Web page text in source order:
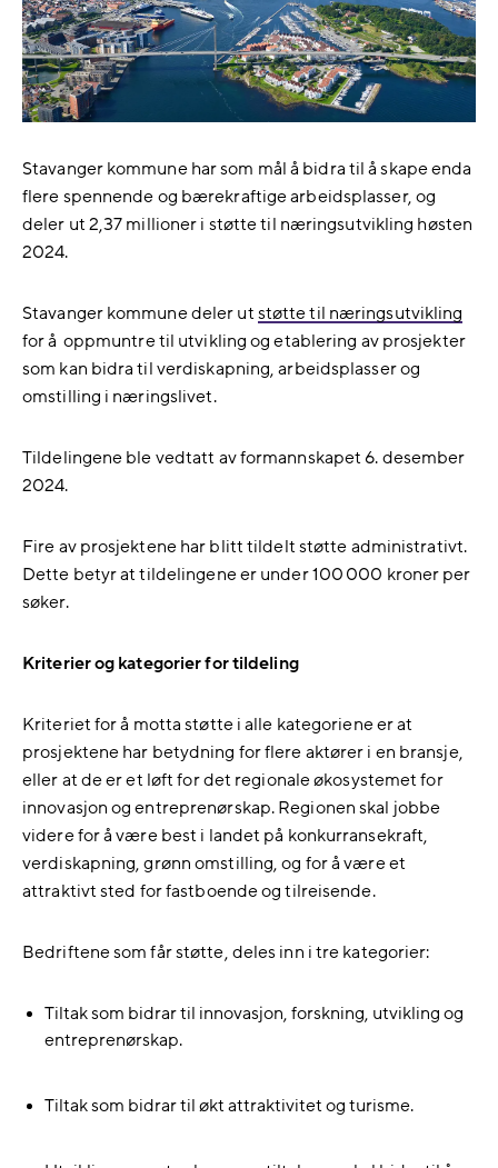
Stavanger kommune har som mål å bidra til å skape enda
flere spennende og bærekraftige arbeidsplasser, og
deler ut 2,37 millioner i støtte til næringsutvikling høsten
2024.
Stavanger kommune deler utstøtte til næringsutvikling
for å oppmuntre til utvikling og etablering av prosjekter
som kan bidra til verdiskapning, arbeidsplasser og
omstilling i næringslivet.
Tildelingene ble vedtatt av formannskapet 6. desember
2024.
Fire av prosjektene har blitt tildelt støtte administrativt.
Dette betyr at tildelingene er under 100 000 kroner per
søker.
Kriterier og kategorier for tildeling
Kriteriet for å motta støtte i alle kategoriene er at
prosjektene har betydning for flere aktører i en bransje,
eller at de er et løft for det regionale økosystemet for
innovasjon og entreprenørskap. Regionen skal jobbe
videre for å være best i landet på konkurransekraft,
verdiskapning, grønn omstilling, og for å være et
attraktivt sted for fastboende og tilreisende.
Bedriftene som får støtte, deles inn i tre kategorier:
Tiltak som bidrar til innovasjon, forskning, utvikling og
entreprenørskap.
Tiltak som bidrar til økt attraktivitet og turisme.